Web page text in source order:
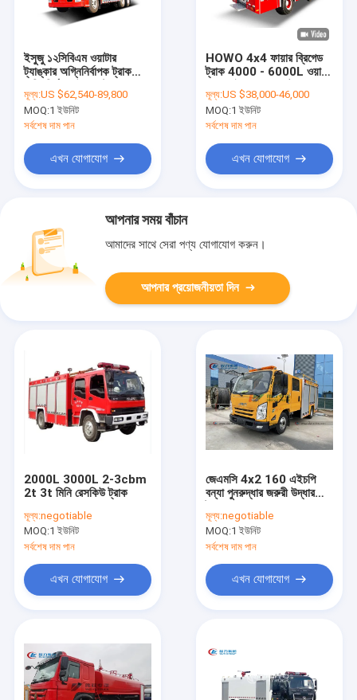
ইসুজু ১২সিবিএম ওয়াটার
ট্যাঙ্কার অগ্নিনির্বাপক ট্রাক
মূল্য:US $62,540-89,800
MOQ:1 ইউনিট
সর্বশেষ দাম পান
এখন যোগাযোগ
HOWO 4x4 ফায়ার ব্রিগেড
ট্রাক 4000 - 6000L ওয়াটার
স্প্রিংকর সহ
মূল্য:US $38,000-46,000
MOQ:1 ইউনিট
সর্বশেষ দাম পান
এখন যোগাযোগ
আপনার সময় বাঁচান
আমাদের সাথে সেরা পণ্য যোগাযোগ করুন।
আপনার প্রয়োজনীয়তা দিন
2000L 3000L 2-3cbm
2t 3t মিনি রেসকিউ ট্রাক
মূল্য:negotiable
MOQ:1 ইউনিট
সর্বশেষ দাম পান
এখন যোগাযোগ
জেএমসি 4x2 160 এইচপি
বন্যা পুনরুদ্ধার জরুরী উদ্ধার
মূল্য:negotiable
MOQ:1 ইউনিট
সর্বশেষ দাম পান
এখন যোগাযোগ